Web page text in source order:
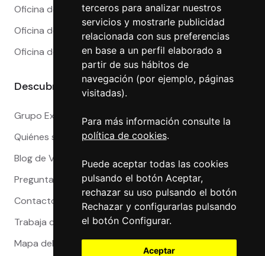
terceros para analizar nuestros
servicios y mostrarle publicidad
relacionada con sus preferencias
en base a un perfil elaborado a
partir de sus hábitos de
navegación (por ejemplo, páginas
visitadas).
Para más información consulte la
política de cookies.
Puede aceptar todas las cookies
pulsando el botón Aceptar,
rechazar su uso pulsando el botón
Rechazar y configurarlas pulsando
el botón Configurar.
Aceptar
Oficina de Cambio en Marbella
Oficina de Cambio en Sevilla
Oficina de Cambio en Valencia
Descubre más
Grupo Exact
Quiénes somos
Blog de Viajeros
Preguntas Frecuentes
Contacto
Trabaja con nosotros
Mapa del sitio